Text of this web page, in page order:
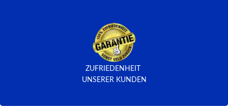
ZUFRIEDENHEIT
UNSERER KUNDEN